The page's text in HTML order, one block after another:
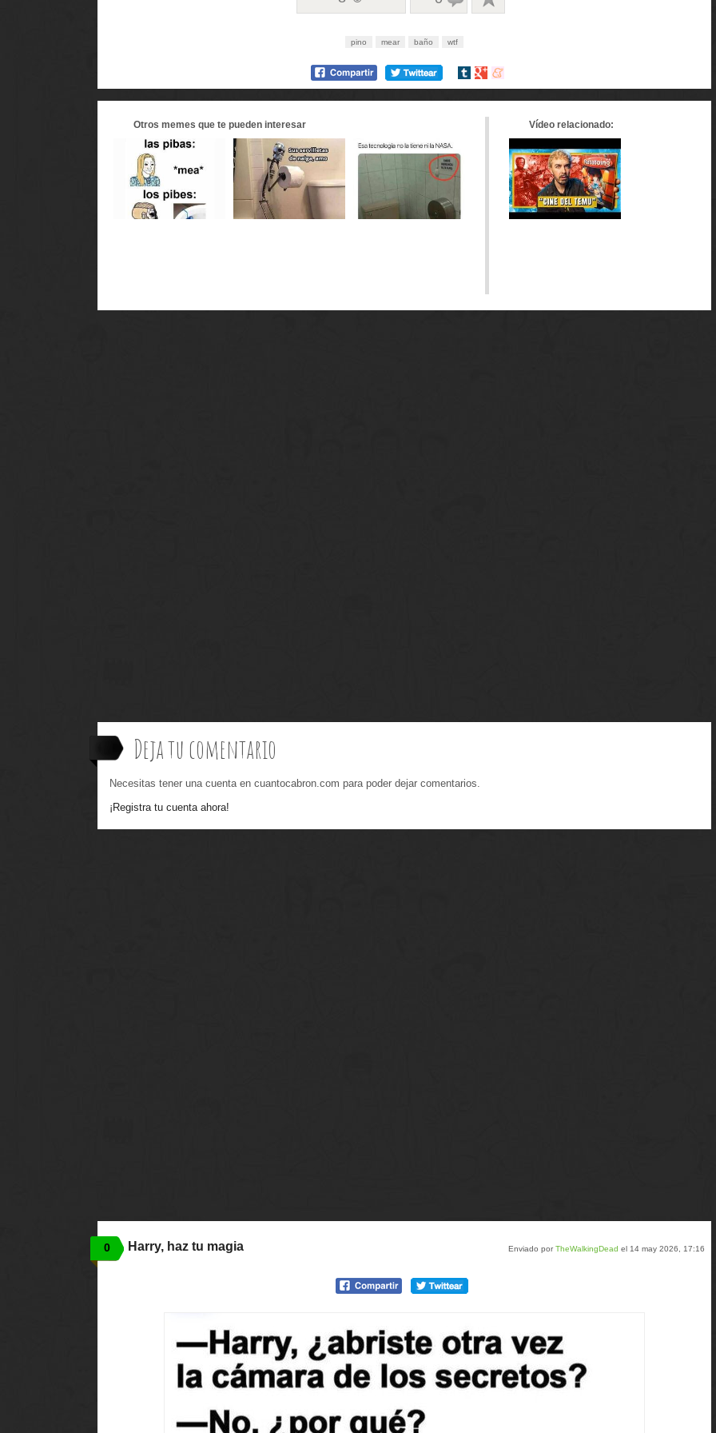
pino mear baño wtf
Compartir
Compartir
Compartir
Otros memes que te pueden interesar Vídeo relacionado:
Deja tu comentario
Necesitas tener una cuenta en cuantocabron.com para poder dejar comentarios.
¡Registra tu cuenta ahora!
0 Enviado porTheWalkingDead el 14 may 2026, 17:16
Harry, haz tu magia